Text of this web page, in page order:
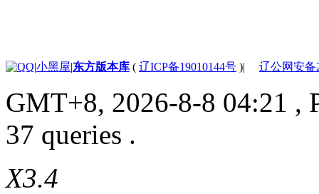
|小黑屋|东方版本库 ( 辽ICP备19010144号 )| 辽公网安备
GMT+8, 2026-8-8 04:21 ,
37 queries .
X3.4